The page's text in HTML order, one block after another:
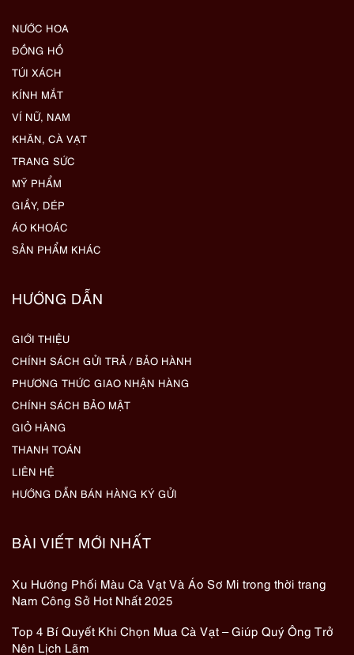
NƯỚC HOA
ĐỒNG HỒ
TÚI XÁCH
KÍNH MẮT
VÍ NỮ, NAM
KHĂN, CÀ VẠT
TRANG SỨC
MỸ PHẨM
GIẦY, DÉP
ÁO KHOÁC
SẢN PHẨM KHÁC
HƯỚNG DẪN
GIỚI THIỆU
CHÍNH SÁCH GỬI TRẢ / BẢO HÀNH
PHƯƠNG THỨC GIAO NHẬN HÀNG
CHÍNH SÁCH BẢO MẬT
GIỎ HÀNG
THANH TOÁN
LIÊN HỆ
HƯỚNG DẪN BÁN HÀNG KÝ GỬI
BÀI VIẾT MỚI NHẤT
Xu Hướng Phối Màu Cà Vạt Và Áo Sơ Mi trong thời trang
Nam Công Sở Hot Nhất 2025
Top 4 Bí Quyết Khi Chọn Mua Cà Vạt – Giúp Quý Ông Trở
Nên Lịch Lãm